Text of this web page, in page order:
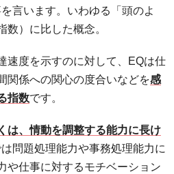
言います。いわゆる「頭のよ
数）に比した概念。
速度を示すのに対して、EQは仕
関係への関心の度合いなどを感
指数です。
は、情動を調整する能力に長け
問題処理能力や事務処理能力に
や仕事に対するモチベーション